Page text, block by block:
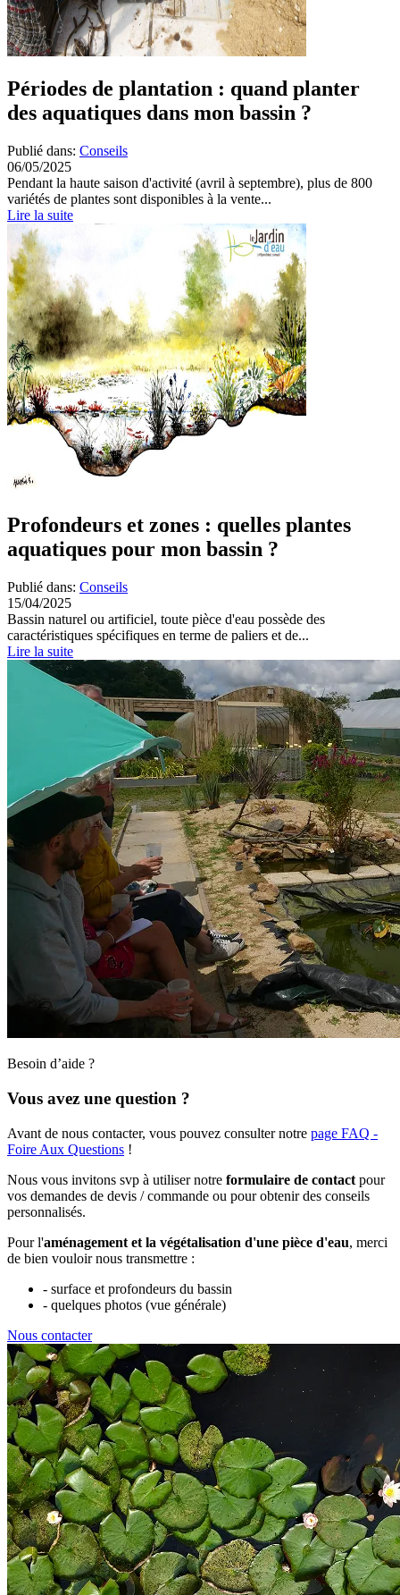
Périodes de plantation : quand planter
des aquatiques dans mon bassin ?
Publié dans: Conseils
06/05/2025
Pendant la haute saison d'activité (avril à septembre), plus de 800
variétés de plantes sont disponibles à la vente...
Lire la suite
Profondeurs et zones : quelles plantes
aquatiques pour mon bassin ?
Publié dans: Conseils
15/04/2025
Bassin naturel ou artificiel, toute pièce d'eau possède des
caractéristiques spécifiques en terme de paliers et de...
Lire la suite
Besoin d’aide ?
Vous avez une question ?
Avant de nous contacter, vous pouvez consulter notre page FAQ -
Foire Aux Questions !
Nous vous invitons svp à utiliser notre formulaire de contact pour
vos demandes de devis / commande ou pour obtenir des conseils
personnalisés.
Pour l'aménagement et la végétalisation d'une pièce d'eau, merci
de bien vouloir nous transmettre :
- surface et profondeurs du bassin
- quelques photos (vue générale)
Nous contacter